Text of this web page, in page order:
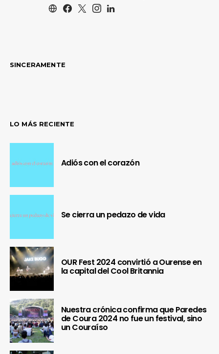
SINCERAMENTE
LO MÁS RECIENTE
Adiós con el corazón
Se cierra un pedazo de vida
OUR Fest 2024 convirtió a Ourense en
la capital del Cool Britannia
Nuestra crónica confirma que Paredes
de Coura 2024 no fue un festival, sino
un Couraíso